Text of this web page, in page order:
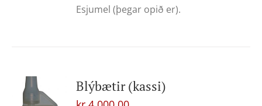
Esjumel (þegar opið er).
Blýbætir (kassi)